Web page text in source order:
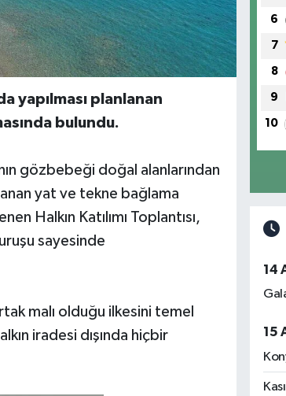
yapılması planlanan
bulundu.
gözbebeği doğal alanlarından
yat ve tekne bağlama
Halkın Katılımı Toplantısı,
sayesinde
malı olduğu ilkesini temel
iradesi dışında hiçbir
6
7
8
9
10
14
15